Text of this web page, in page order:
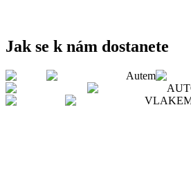
Jak se k nám dostanete
Autem